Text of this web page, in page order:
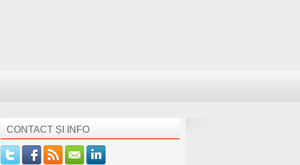
CONTACT ȘI INFO